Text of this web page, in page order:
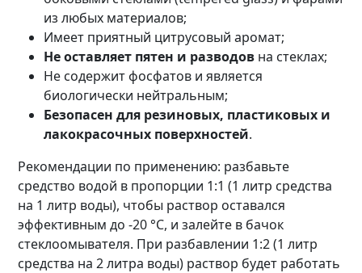
из любых материалов;
Имеет приятный цитрусовый аромат;
Не оставляет пятен и разводов на стеклах;
Не содержит фосфатов и является
биологически нейтральным;
Безопасен для резиновых, пластиковых и
лакокрасочных поверхностей.
Рекомендации по применению: разбавьте
средство водой в пропорции 1:1 (1 литр средства
на 1 литр воды), чтобы раствор оставался
эффективным до -20 °C, и залейте в бачок
стеклоомывателя. При разбавлении 1:2 (1 литр
средства на 2 литра воды) раствор будет работать